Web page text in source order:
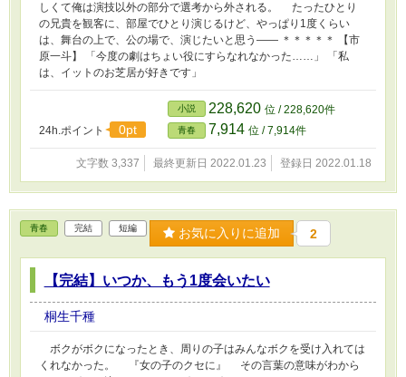
しくて俺は演技以外の部分で選考から外される。 たったひとり
の兄貴を観客に、部屋でひとり演じるけど、やっぱり1度くらい
は、舞台の上で、公の場で、演じたいと思う―― ＊＊＊＊＊ 【市
原一斗】 「今度の劇はちょい役にすらなれなかった……」 「私
は、イットのお芝居が好きです」
24h.ポイント 0pt
小説 228,620 位 / 228,620件
青春 7,914 位 / 7,914件
文字数 3,337 最終更新日 2022.01.23 登録日 2022.01.18
青春 完結 短編 お気に入りに追加 2
【完結】いつか、もう1度会いたい
桐生千種
ボクがボクになったとき、周りの子はみんなボクを受け入れては
くれなかった。 『女の子のクセに』 その言葉の意味がわから